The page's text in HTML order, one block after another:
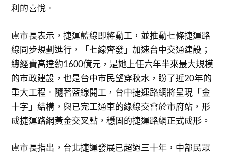
利的喜悅。
盧市長表示，捷運藍線即將動工，並推動七條捷運路
線同步規劃進行，「七線齊發」加速台中交通建設；
總經費高達約1600億元，是她上任六年半來最大規模
的市政建設，也是台中市民望穿秋水，盼了近20年的
重大工程。隨著藍線開工，台中捷運路網將呈現「金
十字」結構，與已完工通車的綠線交會於市府站，形
成捷運路網黃金交叉點，穩固的捷運路網正式成形。
盧市長指出，台北捷運發展已超過三十年，中部民眾